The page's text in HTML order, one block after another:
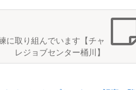
に取り組んでいます【チャ
レジョブセンター桶川】